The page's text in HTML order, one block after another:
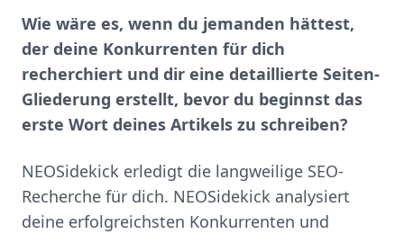
Wie wäre es, wenn du jemanden hättest,
der deine Konkurrenten für dich
recherchiert und dir eine detaillierte Seiten-
Gliederung erstellt, bevor du beginnst das
erste Wort deines Artikels zu schreiben?
NEOSidekick erledigt die langweilige SEO-
Recherche für dich. NEOSidekick analysiert
deine erfolgreichsten Konkurrenten und